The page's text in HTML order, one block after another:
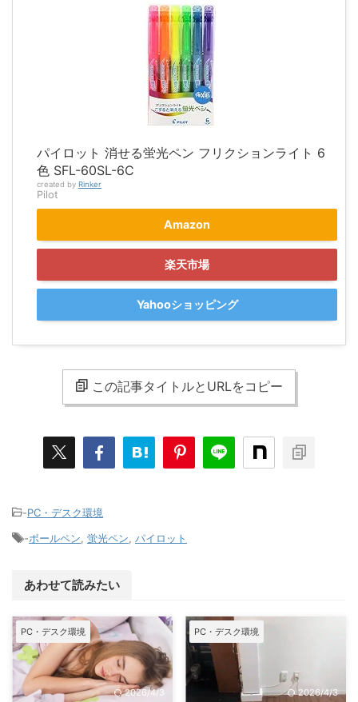
パイロット 消せる蛍光ペン フリクションライト 6
色 SFL-60SL-6C
created by Rinker
Pilot
Amazon
楽天市場
Yahooショッピング
この記事タイトルとURLをコピー
-PC・デスク環境
-ボールペン 蛍光ペン パイロット
あわせて読みたい
PC・デスク環境
2026/4/3
PC・デスク環境
2026/4/3